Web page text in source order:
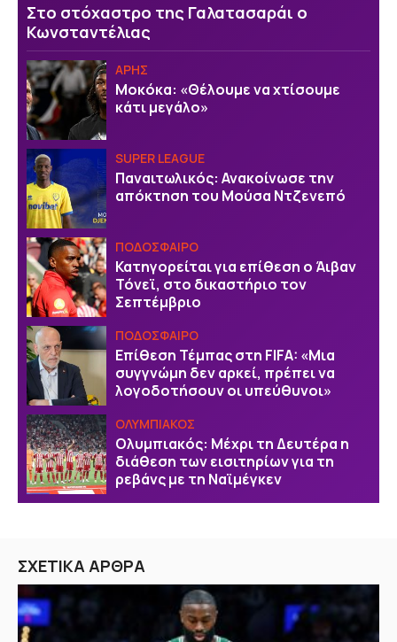
Στο στόχαστρο της Γαλατασαράι ο
Κωνσταντέλιας
ΑΡΗΣ
Μοκόκα: «Θέλουμε να χτίσουμε
κάτι μεγάλο»
SUPER LEAGUE
Παναιτωλικός: Ανακοίνωσε την
απόκτηση του Μούσα Ντζενεπό
ΠΟΔΟΣΦΑΙΡΟ
Κατηγορείται για επίθεση ο Άιβαν
Τόνεϊ, στο δικαστήριο τον
Σεπτέμβριο
ΠΟΔΟΣΦΑΙΡΟ
Επίθεση Τέμπας στη FIFA: «Μια
συγγνώμη δεν αρκεί, πρέπει να
λογοδοτήσουν οι υπεύθυνοι»
ΟΛΥΜΠΙΑΚΟΣ
Ολυμπιακός: Μέχρι τη Δευτέρα η
διάθεση των εισιτηρίων για τη
ρεβάνς με τη Ναϊμέγκεν
ΣΧΕΤΙΚΑ ΑΡΘΡΑ